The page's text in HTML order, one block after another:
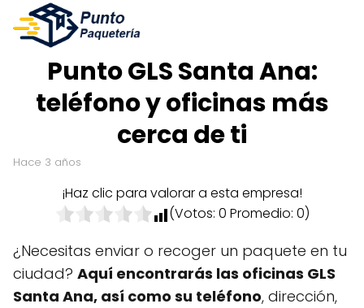
Punto GLS Santa Ana:
teléfono y oficinas más
cerca de ti
hace 3 años
¡Haz clic para valorar a esta empresa!
(Votos: 0 Promedio: 0)
¿Necesitas enviar o recoger un paquete en tu
ciudad? Aquí encontrarás las oficinas GLS
Santa Ana, así como su teléfono, dirección,